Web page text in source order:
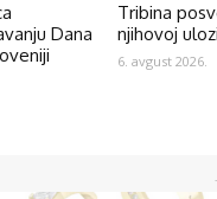
Dana
Tribina
njihovoj
6. avgust 2026.